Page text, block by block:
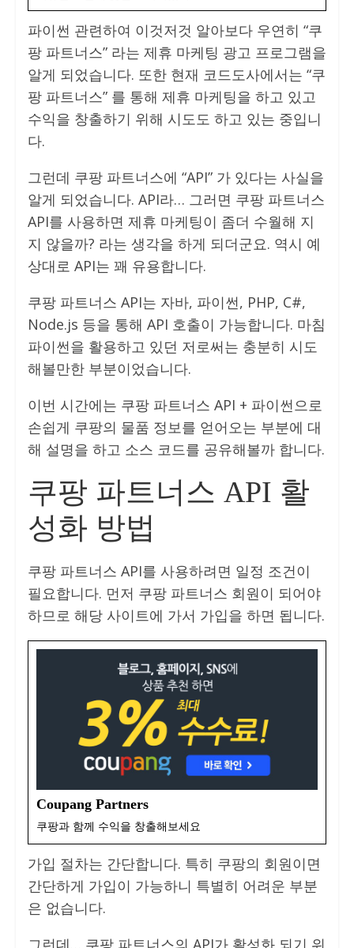
파이썬 관련하여 이것저것 알아보다 우연히 “쿠
팡 파트너스” 라는 제휴 마케팅 광고 프로그램을
알게 되었습니다. 또한 현재 코드도사에서는 “쿠
팡 파트너스” 를 통해 제휴 마케팅을 하고 있고
수익을 창출하기 위해 시도도 하고 있는 중입니
다.
그런데 쿠팡 파트너스에 “API” 가 있다는 사실을
알게 되었습니다. API라… 그러면 쿠팡 파트너스
API를 사용하면 제휴 마케팅이 좀더 수월해 지
지 않을까? 라는 생각을 하게 되더군요. 역시 예
상대로 API는 꽤 유용합니다.
쿠팡 파트너스 API는 자바, 파이썬, PHP, C#,
Node.js 등을 통해 API 호출이 가능합니다. 마침
파이썬을 활용하고 있던 저로써는 충분히 시도
해볼만한 부분이었습니다.
이번 시간에는 쿠팡 파트너스 API + 파이썬으로
손쉽게 쿠팡의 물품 정보를 얻어오는 부분에 대
해 설명을 하고 소스 코드를 공유해볼까 합니다.
쿠팡 파트너스 API 활
성화 방법
쿠팡 파트너스 API를 사용하려면 일정 조건이
필요합니다. 먼저 쿠팡 파트너스 회원이 되어야
하므로 해당 사이트에 가서 가입을 하면 됩니다.
Coupang Partners
쿠팡과 함께 수익을 창출해보세요
가입 절차는 간단합니다. 특히 쿠팡의 회원이면
간단하게 가입이 가능하니 특별히 어려운 부분
은 없습니다.
그런데… 쿠팡 파트너스의 API가 활성화 되기 위